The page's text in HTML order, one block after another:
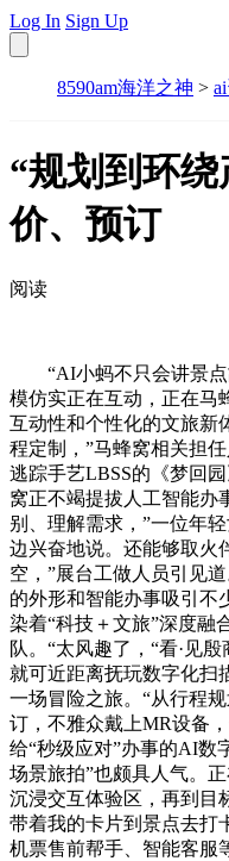
Log In Sign Up
8590am海洋之神 >
“规划到环
价、预订
阅读
“AI小蚂不只会讲景点
模仿实正在互动，正在马
互动性和个性化的文旅新
程定制，”马蜂窝相关担
逃踪手艺LBSS的《梦回
窝正不竭提拔人工智能办
别、理解需求，”一位年
边兴奋地说。还能够取火
空，”展台工做人员引见
的外形和智能办事吸引不
染着“科技＋文旅”深度融
队。“太风趣了，“看·见
就可近距离抚玩数字化扫
一场冒险之旅。“从行程
订，不雅众戴上MR设备
给“秒级应对”办事的AI数
场景旅拍”也颇具人气。
沉浸交互体验区，再到目
带着我的卡片到景点去打
机票售前帮手、智能客服